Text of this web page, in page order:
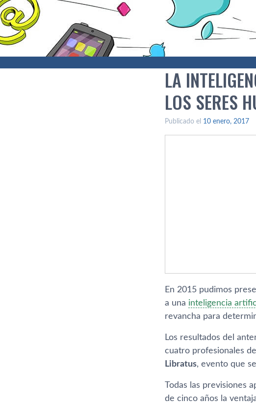
LA
LOS SERES
Publicado el 10 enero, 2017
En 2015 pudimos
a una inteligencia
revancha para
Los resultados del
cuatro profesionales
Libratus, evento que
Todas las previsiones
de cinco años la